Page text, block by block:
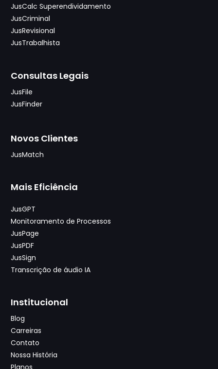
JusCalc Superendividamento
JusCriminal
JusRevisional
JusTrabalhista
Consultas Legais
JusFile
JusFinder
Novos Clientes
JusMatch
Mais Eficiência
JusGPT
Monitoramento de Processos
JusPage
JusPDF
JusSign
Transcrição de áudio IA
Institucional
Blog
Carreiras
Contato
Nossa História